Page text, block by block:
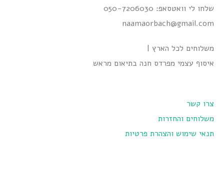
שלחו לי וואטסאפ: 050-7206030
naamaorbach@gmail.com
משלוחים לכל הארץ |
איסוף עצמי מפרדס חנה בתיאום מראש
צרו קשר
משלוחים והחזרות
תנאי שימוש והצהרת פרטיות